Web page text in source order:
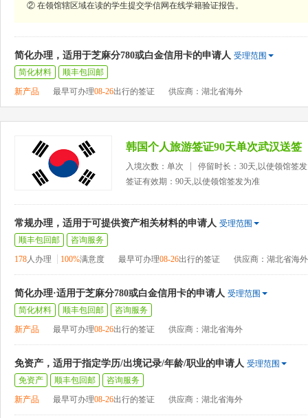
② 在领馆辖区域在读的学生提交学信网在线学籍验证报告。
简化办理，适用于芝麻分780或白金信用卡的申请人 受理范围
简化材料
顺丰包回邮
新产品
最早可办理08-26出行的签证 供应商：湖北省海外
韩国个人旅游签证90天单次武汉送签
入境次数：单次
停留时长：30天,以使领馆签
签证有效期：90天,以使领馆签发为准
常规办理，适用于可提供资产相关材料的申请人 受理范围
顺丰包回邮
咨询服务
178人办理 100%满意度 最早可办理08-26出行的签证 供应商：湖北省海外
简化办理·适用于芝麻分780或白金信用卡的申请人 受理范围
简化材料
顺丰包回邮
咨询服务
新产品
最早可办理08-26出行的签证 供应商：湖北省海外
免资产，适用于指定学历/出境记录/年龄/职业的申请人 受理范围
免资产
顺丰包回邮
咨询服务
新产品
最早可办理08-26出行的签证 供应商：湖北省海外